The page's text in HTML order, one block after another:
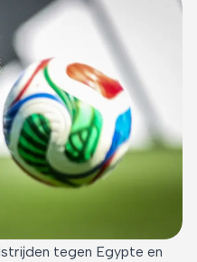
tegen Egypte en